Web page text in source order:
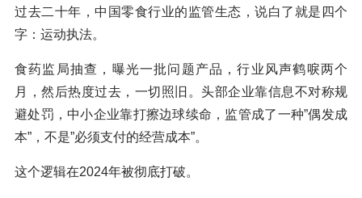
过去二十年，中国零食行业的监管生态，说白了就是四个
字：运动执法。
食药监局抽查，曝光一批问题产品，行业风声鹤唳两个
月，然后热度过去，一切照旧。头部企业靠信息不对称规
避处罚，中小企业靠打擦边球续命，监管成了一种”偶发成
本”，不是”必须支付的经营成本”。
这个逻辑在2024年被彻底打破。